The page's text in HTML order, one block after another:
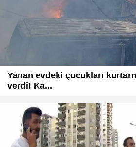
Yanan evdeki çocukları
verdi! Ka...